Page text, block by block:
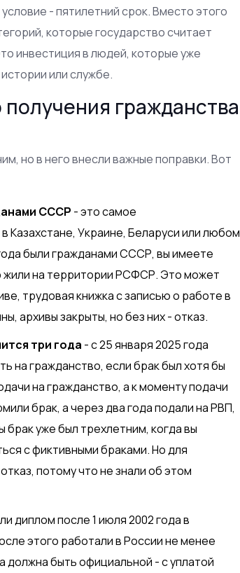
- пятилетний срок. Вместо этого
которые государство считает
инвестиция в людей, которые уже
или службе.
гражданства
но в него внесли важные поправки. Вот
СССР - это самое
Казахстане, Украине, Беларуси или любом
были гражданами СССР, вы имеете
жили на территории РСФСР. Это может
трудовая книжка с записью о работе в
архивы закрыты, но без них - отказ.
три года - с 25 января 2025 года
на гражданство, если брак был хотя бы
на гражданство, а к моменту подачи
брак, а через два года подали на РВП,
уже был трехлетним, когда вы
с фиктивными браками. Но для
потому что не знали об этом
диплом после 1 июля 2002 года в
этого работали в России не менее
быть официальной - с уплатой